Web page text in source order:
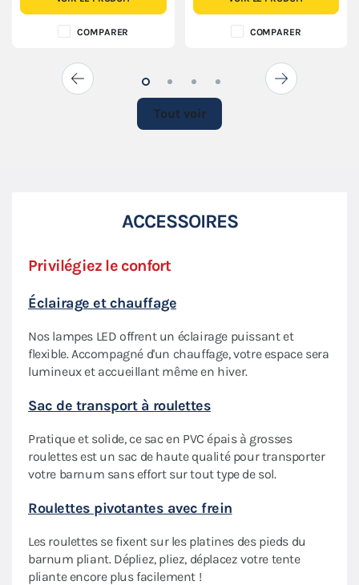
COMPARER COMPARER
Tout voir
ACCESSOIRES
Privilégiez le confort
Éclairage et chauffage
Nos lampes LED offrent un éclairage puissant et
flexible. Accompagné d'un chauffage, votre espace sera
lumineux et accueillant même en hiver.
Sac de transport à roulettes
Pratique et solide, ce sac en PVC épais à grosses
roulettes est un sac de haute qualité pour transporter
votre barnum sans effort sur tout type de sol.
Roulettes pivotantes avec frein
Les roulettes se fixent sur les platines des pieds du
barnum pliant. Dépliez, pliez, déplacez votre tente
pliante encore plus facilement !